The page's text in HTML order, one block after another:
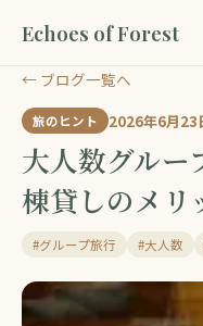
Echoes of Forest
← ブログ一覧へ
旅のヒント 2026年6月23
大人数グルー
棟貸しのメリ
#グループ旅行 #大人数